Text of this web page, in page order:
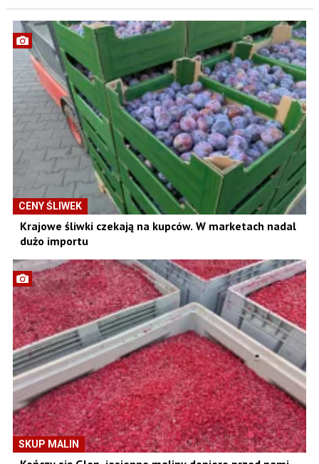
CENY ŚLIWEK
Krajowe śliwki czekają na kupców. W marketach nadal
dużo importu
SKUP MALIN